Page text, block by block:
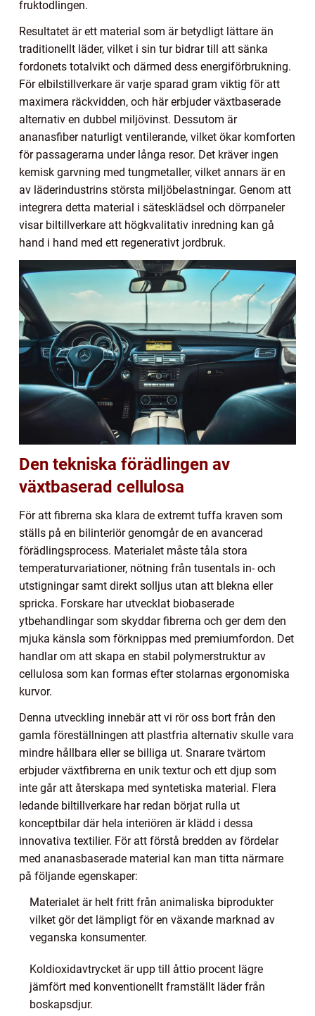
fruktodlingen.
Resultatet är ett material som är betydligt lättare än
traditionellt läder, vilket i sin tur bidrar till att sänka
fordonets totalvikt och därmed dess energiförbrukning.
För elbilstillverkare är varje sparad gram viktig för att
maximera räckvidden, och här erbjuder växtbaserade
alternativ en dubbel miljövinst. Dessutom är
ananasfiber naturligt ventilerande, vilket ökar komforten
för passagerarna under långa resor. Det kräver ingen
kemisk garvning med tungmetaller, vilket annars är en
av läderindustrins största miljöbelastningar. Genom att
integrera detta material i sätesklädsel och dörrpaneler
visar biltillverkare att högkvalitativ inredning kan gå
hand i hand med ett regenerativt jordbruk.
Den tekniska förädlingen av
växtbaserad cellulosa
För att fibrerna ska klara de extremt tuffa kraven som
ställs på en bilinteriör genomgår de en avancerad
förädlingsprocess. Materialet måste tåla stora
temperaturvariationer, nötning från tusentals in- och
utstigningar samt direkt solljus utan att blekna eller
spricka. Forskare har utvecklat biobaserade
ytbehandlingar som skyddar fibrerna och ger dem den
mjuka känsla som förknippas med premiumfordon. Det
handlar om att skapa en stabil polymerstruktur av
cellulosa som kan formas efter stolarnas ergonomiska
kurvor.
Denna utveckling innebär att vi rör oss bort från den
gamla föreställningen att plastfria alternativ skulle vara
mindre hållbara eller se billiga ut. Snarare tvärtom
erbjuder växtfibrerna en unik textur och ett djup som
inte går att återskapa med syntetiska material. Flera
ledande biltillverkare har redan börjat rulla ut
konceptbilar där hela interiören är klädd i dessa
innovativa textilier. För att förstå bredden av fördelar
med ananasbaserade material kan man titta närmare
på följande egenskaper:
Materialet är helt fritt från animaliska biprodukter
vilket gör det lämpligt för en växande marknad av
veganska konsumenter.
Koldioxidavtrycket är upp till åttio procent lägre
jämfört med konventionellt framställt läder från
boskapsdjur.